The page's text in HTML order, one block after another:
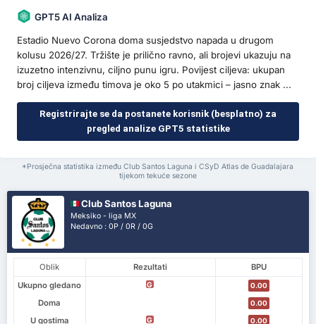
GPT5 AI Analiza
Estadio Nuevo Corona doma susjedstvo napada u drugom
kolusu 2026/27. Tržište je prilično ravno, ali brojevi ukazuju na
izuzetno intenzivnu, ciljno punu igru. Povijest ciljeva: ukupan
broj ciljeva između timova je oko 5 po utakmici – jasno znak ...
Registrirajte se da postanete korisnik (besplatno) za
pregled analize GPT5 statistike
*Prosječna statistika između Club Santos Laguna i CSyD Atlas de Guadalajara
tijekom tekuće sezone
Club Santos Laguna
Meksiko - liga MX
Nedavno : 0P / 0R / 0G
Oblik Rezultati
BPU
Ukupno gledano
G 0.00
Doma 0.00
U gostima G 0.00